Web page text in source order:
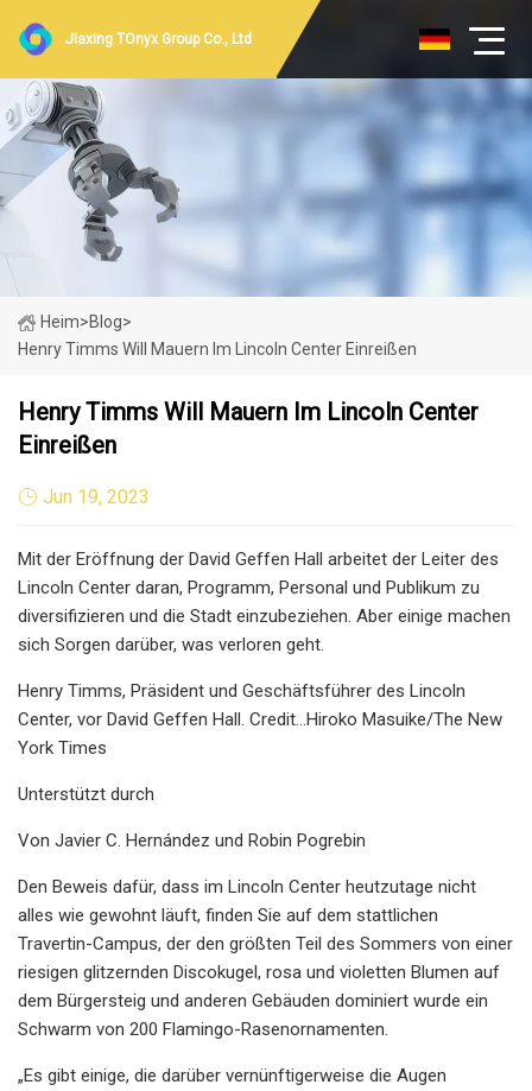
Jiaxing TOnyx Group Co., Ltd
Heim>Blog>
Henry Timms Will Mauern Im Lincoln Center Einreißen
Henry Timms Will Mauern Im Lincoln Center
Einreißen
Jun 19, 2023
Mit der Eröffnung der David Geffen Hall arbeitet der Leiter des
Lincoln Center daran, Programm, Personal und Publikum zu
diversifizieren und die Stadt einzubeziehen. Aber einige machen
sich Sorgen darüber, was verloren geht.
Henry Timms, Präsident und Geschäftsführer des Lincoln
Center, vor David Geffen Hall. Credit...Hiroko Masuike/The New
York Times
Unterstützt durch
Von Javier C. Hernández und Robin Pogrebin
Den Beweis dafür, dass im Lincoln Center heutzutage nicht
alles wie gewohnt läuft, finden Sie auf dem stattlichen
Travertin-Campus, der den größten Teil des Sommers von einer
riesigen glitzernden Discokugel, rosa und violetten Blumen auf
dem Bürgersteig und anderen Gebäuden dominiert wurde ein
Schwarm von 200 Flamingo-Rasenornamenten.
„Es gibt einige, die darüber vernünftigerweise die Augen